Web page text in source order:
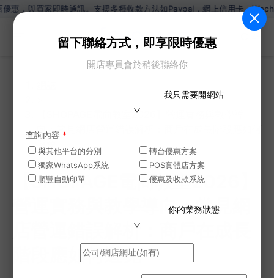
買家即時通訊。支援多種收款方法如Paypal，網上信用卡，Wechat
ZH
留下聯絡方式，即享限時優惠
開店專員會於稍後聯絡你
我只需要開網站
查詢內容 *
與其他平台的分別
轉台優惠方案
獨家WhatsApp系統
POS實體店方案
順豐自動印單
優惠及收款系統
你的業務狀態
【SHOPAGE電商教室2026】營運實務與教學導
向：常見網店營運錯誤解析：商戶在成長階段應如何
【SHOPAGE電商教室2026】
營運實務與教學導向：常見網
店營運錯誤解析：商戶在成長
階段應如何避免